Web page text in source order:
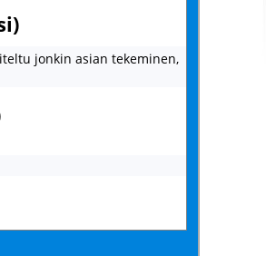
jonkin asian tekeminen,